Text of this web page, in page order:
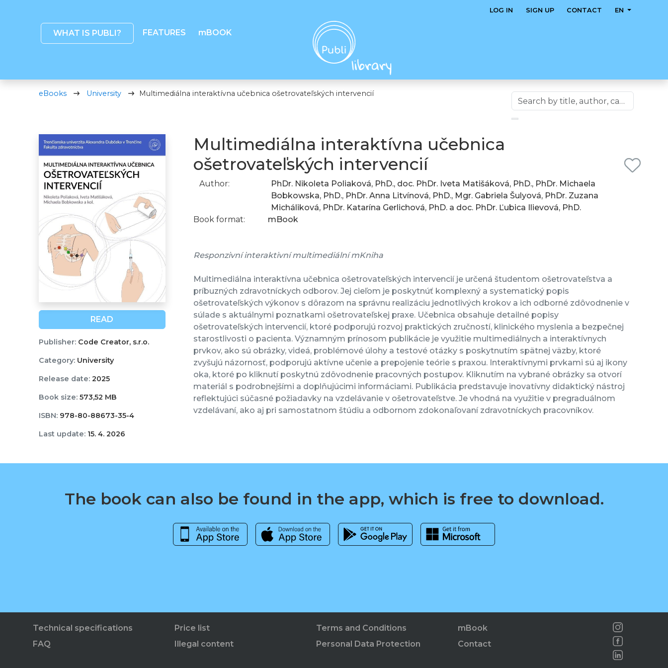
WHAT IS PUBLI? FEATURES mBOOK
LOG IN SIGN UP CONTACT EN
eBooks University Multimediálna interaktívna učebnica ošetrovateľských intervencií
READ
Publisher:Code Creator, s.r.o.
Category:University
Release date:2025
Book size:573,52 MB
ISBN:978-80-88673-35-4
Last update:15. 4. 2026
Multimediálna interaktívna učebnica
ošetrovateľských intervencií
Author:
PhDr. Nikoleta Poliaková, PhD., doc. PhDr. Iveta Matišáková, PhD., PhDr. Michaela
Bobkowska, PhD., PhDr. Anna Litvínová, PhD., Mgr. Gabriela Šulyová, PhDr. Zuzana
Micháliková, PhDr. Katarína Gerlichová, PhD. a doc. PhDr. Ľubica Ilievová, PhD.
Book format:
mBook
Responzivní interaktivní multimediální mKniha
Multimediálna interaktívna učebnica ošetrovateľských intervencií je určená študentom ošetrovateľstva a
príbuzných zdravotníckych odborov. Jej cieľom je poskytnúť komplexný a systematický popis
ošetrovateľských výkonov s dôrazom na správnu realizáciu jednotlivých krokov a ich odborné zdôvodnenie v
súlade s aktuálnymi poznatkami ošetrovateľskej praxe. Učebnica obsahuje detailné popisy
ošetrovateľských intervencií, ktoré podporujú rozvoj praktických zručností, klinického myslenia a bezpečnej
starostlivosti o pacienta. Významným prínosom publikácie je využitie multimediálnych a interaktívnych
prvkov, ako sú obrázky, videá, problémové úlohy a testové otázky s poskytnutím spätnej väzby, ktoré
zvyšujú názornosť, podporujú aktívne učenie a prepojenie teórie s praxou. Interaktívnymi prvkami sú aj ikony
oka, ktoré po kliknutí poskytnú zdôvodnenie pracovných postupov. Kliknutím na vybrané obrázky sa otvorí
materiál s podrobnejšími a doplňujúcimi informáciami. Publikácia predstavuje inovatívny didaktický nástroj
reflektujúci súčasné požiadavky na vzdelávanie v ošetrovateľstve. Je vhodná na využitie v pregraduálnom
vzdelávaní, ako aj pri samostatnom štúdiu a odbornom zdokonaľovaní zdravotníckych pracovníkov.
The book can also be found in the app, which is free to download.
Technical specifications
FAQ
Price list
Illegal content
Terms and Conditions
Personal Data Protection
mBook
Contact